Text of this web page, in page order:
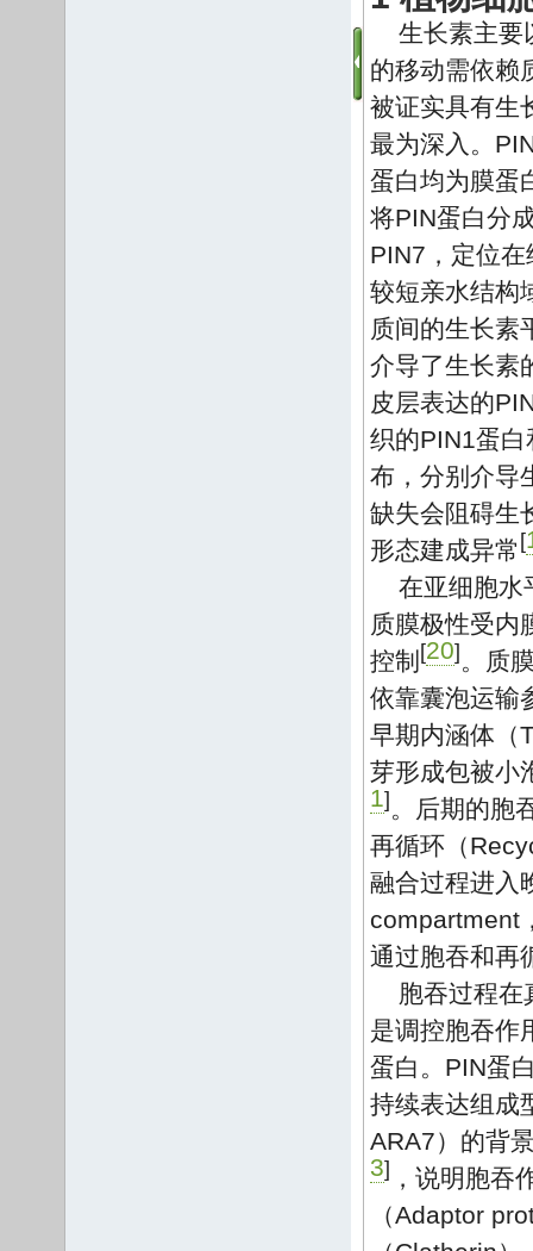
生长素主要
的移动需依赖
被证实具有生
最为深入。
蛋白均为膜蛋
将PIN蛋白分
PIN7，定位
较短亲水结构
质间的生长素
介导了生长素
皮层表达的
织的PIN1蛋
布，分别介导
缺失会阻碍生
形态建成异常 [
在亚细胞水
质膜极性受内
控制 [20] 。质
依靠囊泡运输
早期内涵体（
芽形成包被小
1] 。后期的胞
再循环（
融合过程进入
compartment
通过胞吞和再
胞吞过程
是调控胞吞作
蛋白。PIN蛋
持续表达组成
ARA7）的背
3] ，说明胞吞
（Adaptor